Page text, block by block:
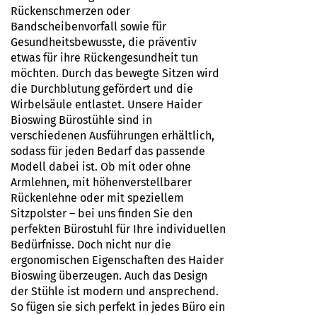
Rückenschmerzen oder
Bandscheibenvorfall sowie für
Gesundheitsbewusste, die präventiv
etwas für ihre Rückengesundheit tun
möchten. Durch das bewegte Sitzen wird
die Durchblutung gefördert und die
Wirbelsäule entlastet. Unsere Haider
Bioswing Bürostühle sind in
verschiedenen Ausführungen erhältlich,
sodass für jeden Bedarf das passende
Modell dabei ist. Ob mit oder ohne
Armlehnen, mit höhenverstellbarer
Rückenlehne oder mit speziellem
Sitzpolster – bei uns finden Sie den
perfekten Bürostuhl für Ihre individuellen
Bedürfnisse. Doch nicht nur die
ergonomischen Eigenschaften des Haider
Bioswing überzeugen. Auch das Design
der Stühle ist modern und ansprechend.
So fügen sie sich perfekt in jedes Büro ein